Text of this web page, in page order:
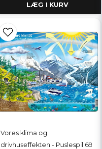
LÆG I KURV
Vores klima og
drivhuseffekten - Puslespil 69